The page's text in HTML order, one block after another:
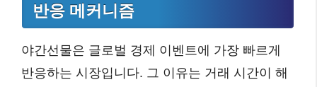
반응 메커니즘
야간선물은 글로벌 경제 이벤트에 가장 빠르게
반응하는 시장입니다. 그 이유는 거래 시간이 해